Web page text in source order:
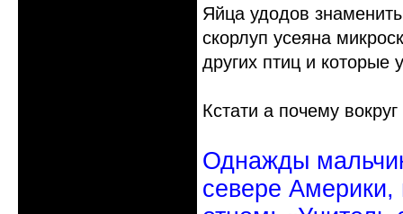
Яйца удодов
скорлуп усеяна
других птиц и которые
Кстати а почему
Однажды
севере